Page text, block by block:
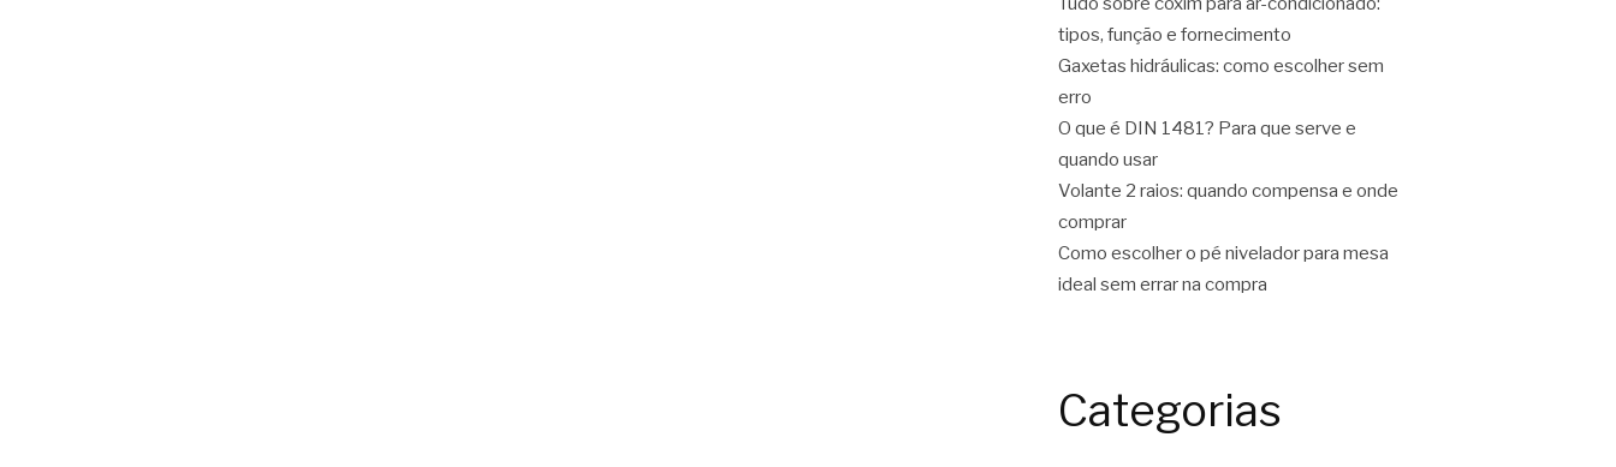
tipos, função e fornecimento
Gaxetas hidráulicas: como escolher sem
erro
O que é DIN 1481? Para que serve e
quando usar
Volante 2 raios: quando compensa e onde
comprar
Como escolher o pé nivelador para mesa
ideal sem errar na compra
Categorias